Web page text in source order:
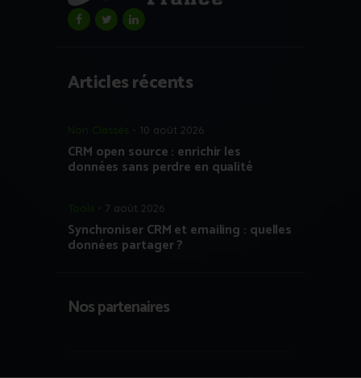
Articles récents
Non Classés 10 août 2026
CRM open source : enrichir les
données sans perdre en qualité
Tools 7 août 2026
Synchroniser CRM et emailing : quelles
données partager ?
Nos partenaires